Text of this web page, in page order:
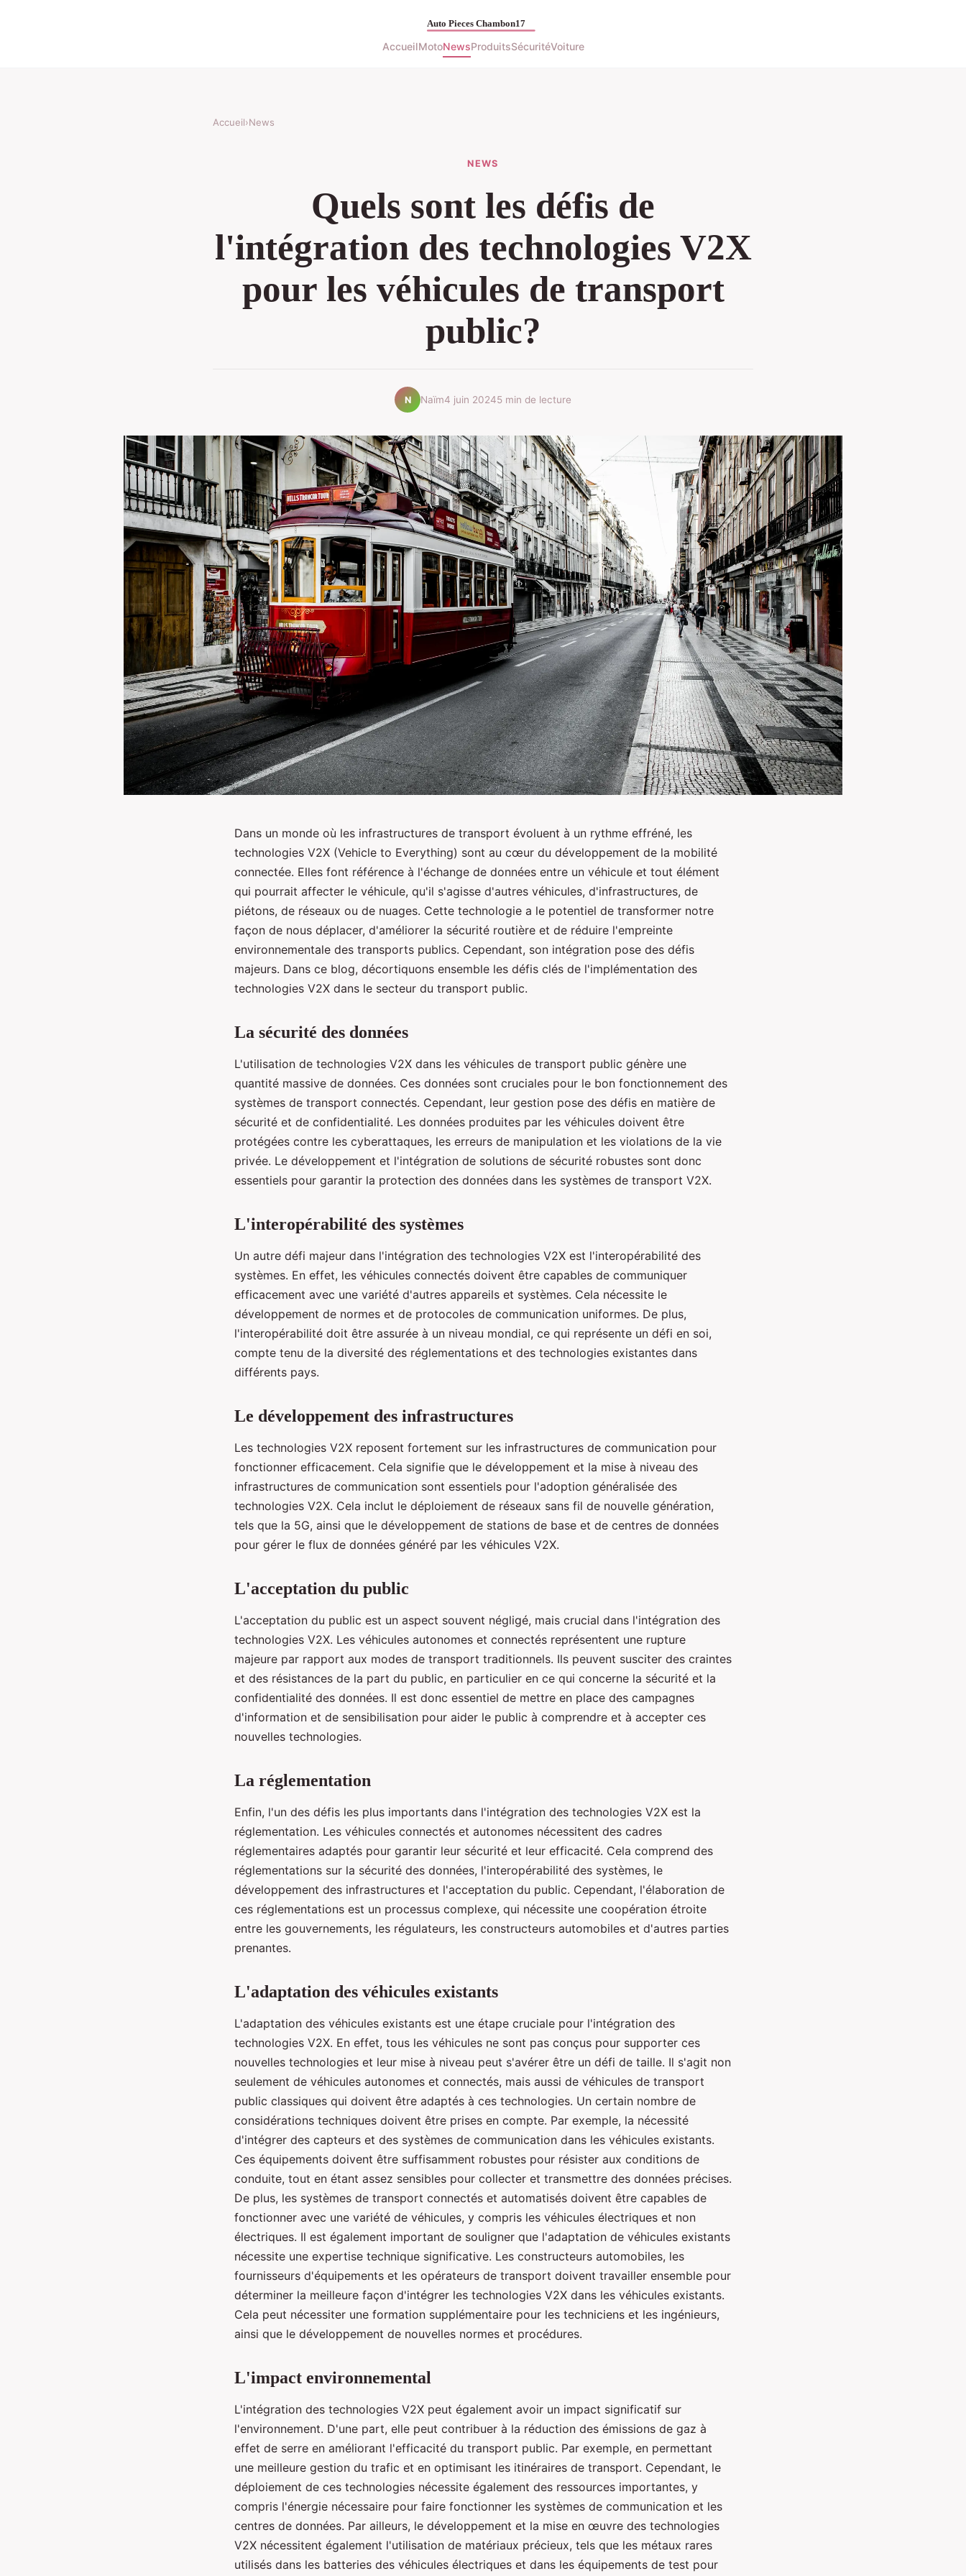
AccueilMotoNewsProduitsSécuritéVoiture
Accueil›News
NEWS
Quels sont les défis de
l'intégration des technologies V2X
pour les véhicules de transport
public?
N Naïm4 juin 20245 min de lecture
Dans un monde où les infrastructures de transport évoluent à un rythme effréné, les
technologies V2X (Vehicle to Everything) sont au cœur du développement de la mobilité
connectée. Elles font référence à l'échange de données entre un véhicule et tout élément
qui pourrait affecter le véhicule, qu'il s'agisse d'autres véhicules, d'infrastructures, de
piétons, de réseaux ou de nuages. Cette technologie a le potentiel de transformer notre
façon de nous déplacer, d'améliorer la sécurité routière et de réduire l'empreinte
environnementale des transports publics. Cependant, son intégration pose des défis
majeurs. Dans ce blog, décortiquons ensemble les défis clés de l'implémentation des
technologies V2X dans le secteur du transport public.
La sécurité des données
L'utilisation de technologies V2X dans les véhicules de transport public génère une
quantité massive de données. Ces données sont cruciales pour le bon fonctionnement des
systèmes de transport connectés. Cependant, leur gestion pose des défis en matière de
sécurité et de confidentialité. Les données produites par les véhicules doivent être
protégées contre les cyberattaques, les erreurs de manipulation et les violations de la vie
privée. Le développement et l'intégration de solutions de sécurité robustes sont donc
essentiels pour garantir la protection des données dans les systèmes de transport V2X.
L'interopérabilité des systèmes
Un autre défi majeur dans l'intégration des technologies V2X est l'interopérabilité des
systèmes. En effet, les véhicules connectés doivent être capables de communiquer
efficacement avec une variété d'autres appareils et systèmes. Cela nécessite le
développement de normes et de protocoles de communication uniformes. De plus,
l'interopérabilité doit être assurée à un niveau mondial, ce qui représente un défi en soi,
compte tenu de la diversité des réglementations et des technologies existantes dans
différents pays.
Le développement des infrastructures
Les technologies V2X reposent fortement sur les infrastructures de communication pour
fonctionner efficacement. Cela signifie que le développement et la mise à niveau des
infrastructures de communication sont essentiels pour l'adoption généralisée des
technologies V2X. Cela inclut le déploiement de réseaux sans fil de nouvelle génération,
tels que la 5G, ainsi que le développement de stations de base et de centres de données
pour gérer le flux de données généré par les véhicules V2X.
L'acceptation du public
L'acceptation du public est un aspect souvent négligé, mais crucial dans l'intégration des
technologies V2X. Les véhicules autonomes et connectés représentent une rupture
majeure par rapport aux modes de transport traditionnels. Ils peuvent susciter des craintes
et des résistances de la part du public, en particulier en ce qui concerne la sécurité et la
confidentialité des données. Il est donc essentiel de mettre en place des campagnes
d'information et de sensibilisation pour aider le public à comprendre et à accepter ces
nouvelles technologies.
La réglementation
Enfin, l'un des défis les plus importants dans l'intégration des technologies V2X est la
réglementation. Les véhicules connectés et autonomes nécessitent des cadres
réglementaires adaptés pour garantir leur sécurité et leur efficacité. Cela comprend des
réglementations sur la sécurité des données, l'interopérabilité des systèmes, le
développement des infrastructures et l'acceptation du public. Cependant, l'élaboration de
ces réglementations est un processus complexe, qui nécessite une coopération étroite
entre les gouvernements, les régulateurs, les constructeurs automobiles et d'autres parties
prenantes.
L'adaptation des véhicules existants
L'adaptation des véhicules existants est une étape cruciale pour l'intégration des
technologies V2X. En effet, tous les véhicules ne sont pas conçus pour supporter ces
nouvelles technologies et leur mise à niveau peut s'avérer être un défi de taille. Il s'agit non
seulement de véhicules autonomes et connectés, mais aussi de véhicules de transport
public classiques qui doivent être adaptés à ces technologies. Un certain nombre de
considérations techniques doivent être prises en compte. Par exemple, la nécessité
d'intégrer des capteurs et des systèmes de communication dans les véhicules existants.
Ces équipements doivent être suffisamment robustes pour résister aux conditions de
conduite, tout en étant assez sensibles pour collecter et transmettre des données précises.
De plus, les systèmes de transport connectés et automatisés doivent être capables de
fonctionner avec une variété de véhicules, y compris les véhicules électriques et non
électriques. Il est également important de souligner que l'adaptation de véhicules existants
nécessite une expertise technique significative. Les constructeurs automobiles, les
fournisseurs d'équipements et les opérateurs de transport doivent travailler ensemble pour
déterminer la meilleure façon d'intégrer les technologies V2X dans les véhicules existants.
Cela peut nécessiter une formation supplémentaire pour les techniciens et les ingénieurs,
ainsi que le développement de nouvelles normes et procédures.
L'impact environnemental
L'intégration des technologies V2X peut également avoir un impact significatif sur
l'environnement. D'une part, elle peut contribuer à la réduction des émissions de gaz à
effet de serre en améliorant l'efficacité du transport public. Par exemple, en permettant
une meilleure gestion du trafic et en optimisant les itinéraires de transport. Cependant, le
déploiement de ces technologies nécessite également des ressources importantes, y
compris l'énergie nécessaire pour faire fonctionner les systèmes de communication et les
centres de données. Par ailleurs, le développement et la mise en œuvre des technologies
V2X nécessitent également l'utilisation de matériaux précieux, tels que les métaux rares
utilisés dans les batteries des véhicules électriques et dans les équipements de test pour